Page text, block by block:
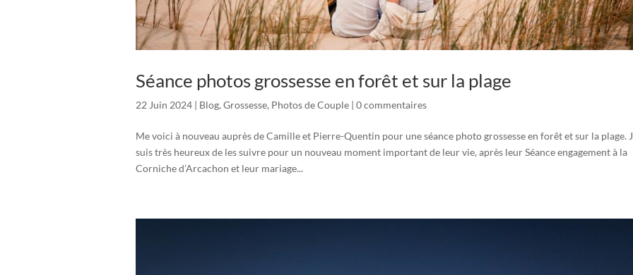
Séance photos grossesse en forêt et sur la plage
22 Juin 2024 | Blog, Grossesse, Photos de Couple | 0 commentaires
Me voici à nouveau auprès de Camille et Pierre-Quentin pour une séance photo grossesse en forêt et sur la plage.
suis très heureux de les suivre pour un nouveau moment important de leur vie, après leur Séance engagement à la
Corniche d’Arcachon et leur mariage...